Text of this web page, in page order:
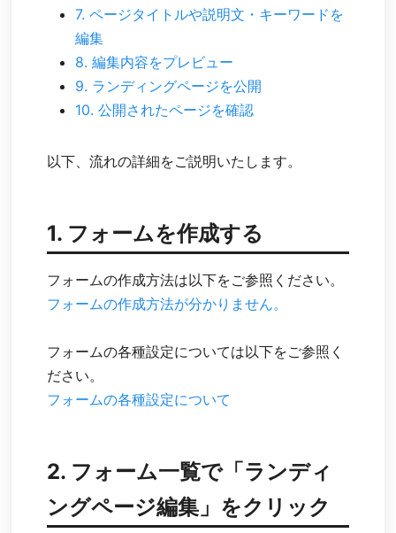
7. ページタイトルや説明文・キーワードを
編集
8. 編集内容をプレビュー
9. ランディングページを公開
10. 公開されたページを確認
以下、流れの詳細をご説明いたします。
1. フォームを作成する
フォームの作成方法は以下をご参照ください。
フォームの作成方法が分かりません。
フォームの各種設定については以下をご参照く
ださい。
フォームの各種設定について
2. フォーム一覧で「ランディ
ングページ編集」をクリック